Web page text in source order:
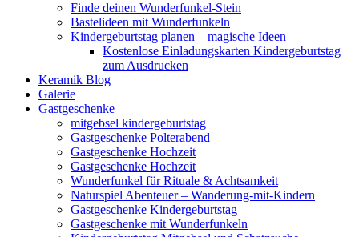
Finde deinen Wunderfunkel-Stein
Bastelideen mit Wunderfunkeln
Kindergeburtstag planen – magische Ideen
Kostenlose Einladungskarten Kindergeburtstag
zum Ausdrucken
Keramik Blog
Galerie
Gastgeschenke
mitgebsel kindergeburtstag
Gastgeschenke Polterabend
Gastgeschenke Hochzeit
Gastgeschenke Hochzeit
Wunderfunkel für Rituale & Achtsamkeit
Naturspiel Abenteuer – Wanderung-mit-Kindern
Gastgeschenke Kindergeburtstag
Gastgeschenke mit Wunderfunkeln